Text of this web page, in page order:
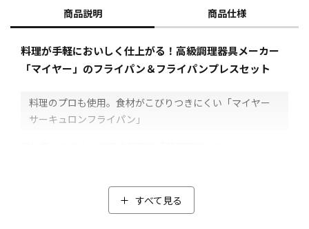
商品説明 商品仕様
料理が手軽においしく仕上がる！高級調理器具メーカー
「マイヤー」のフライパン＆フライパンプレスセット
料理のプロも使用。食材がこびりつきにくい「マイヤー
サーキュロンフライパン」
「マイヤー」の「サーキュロンフライパン25cm」は、とにか
く食材がこびりつきにくいのがポイント！
すべて見る